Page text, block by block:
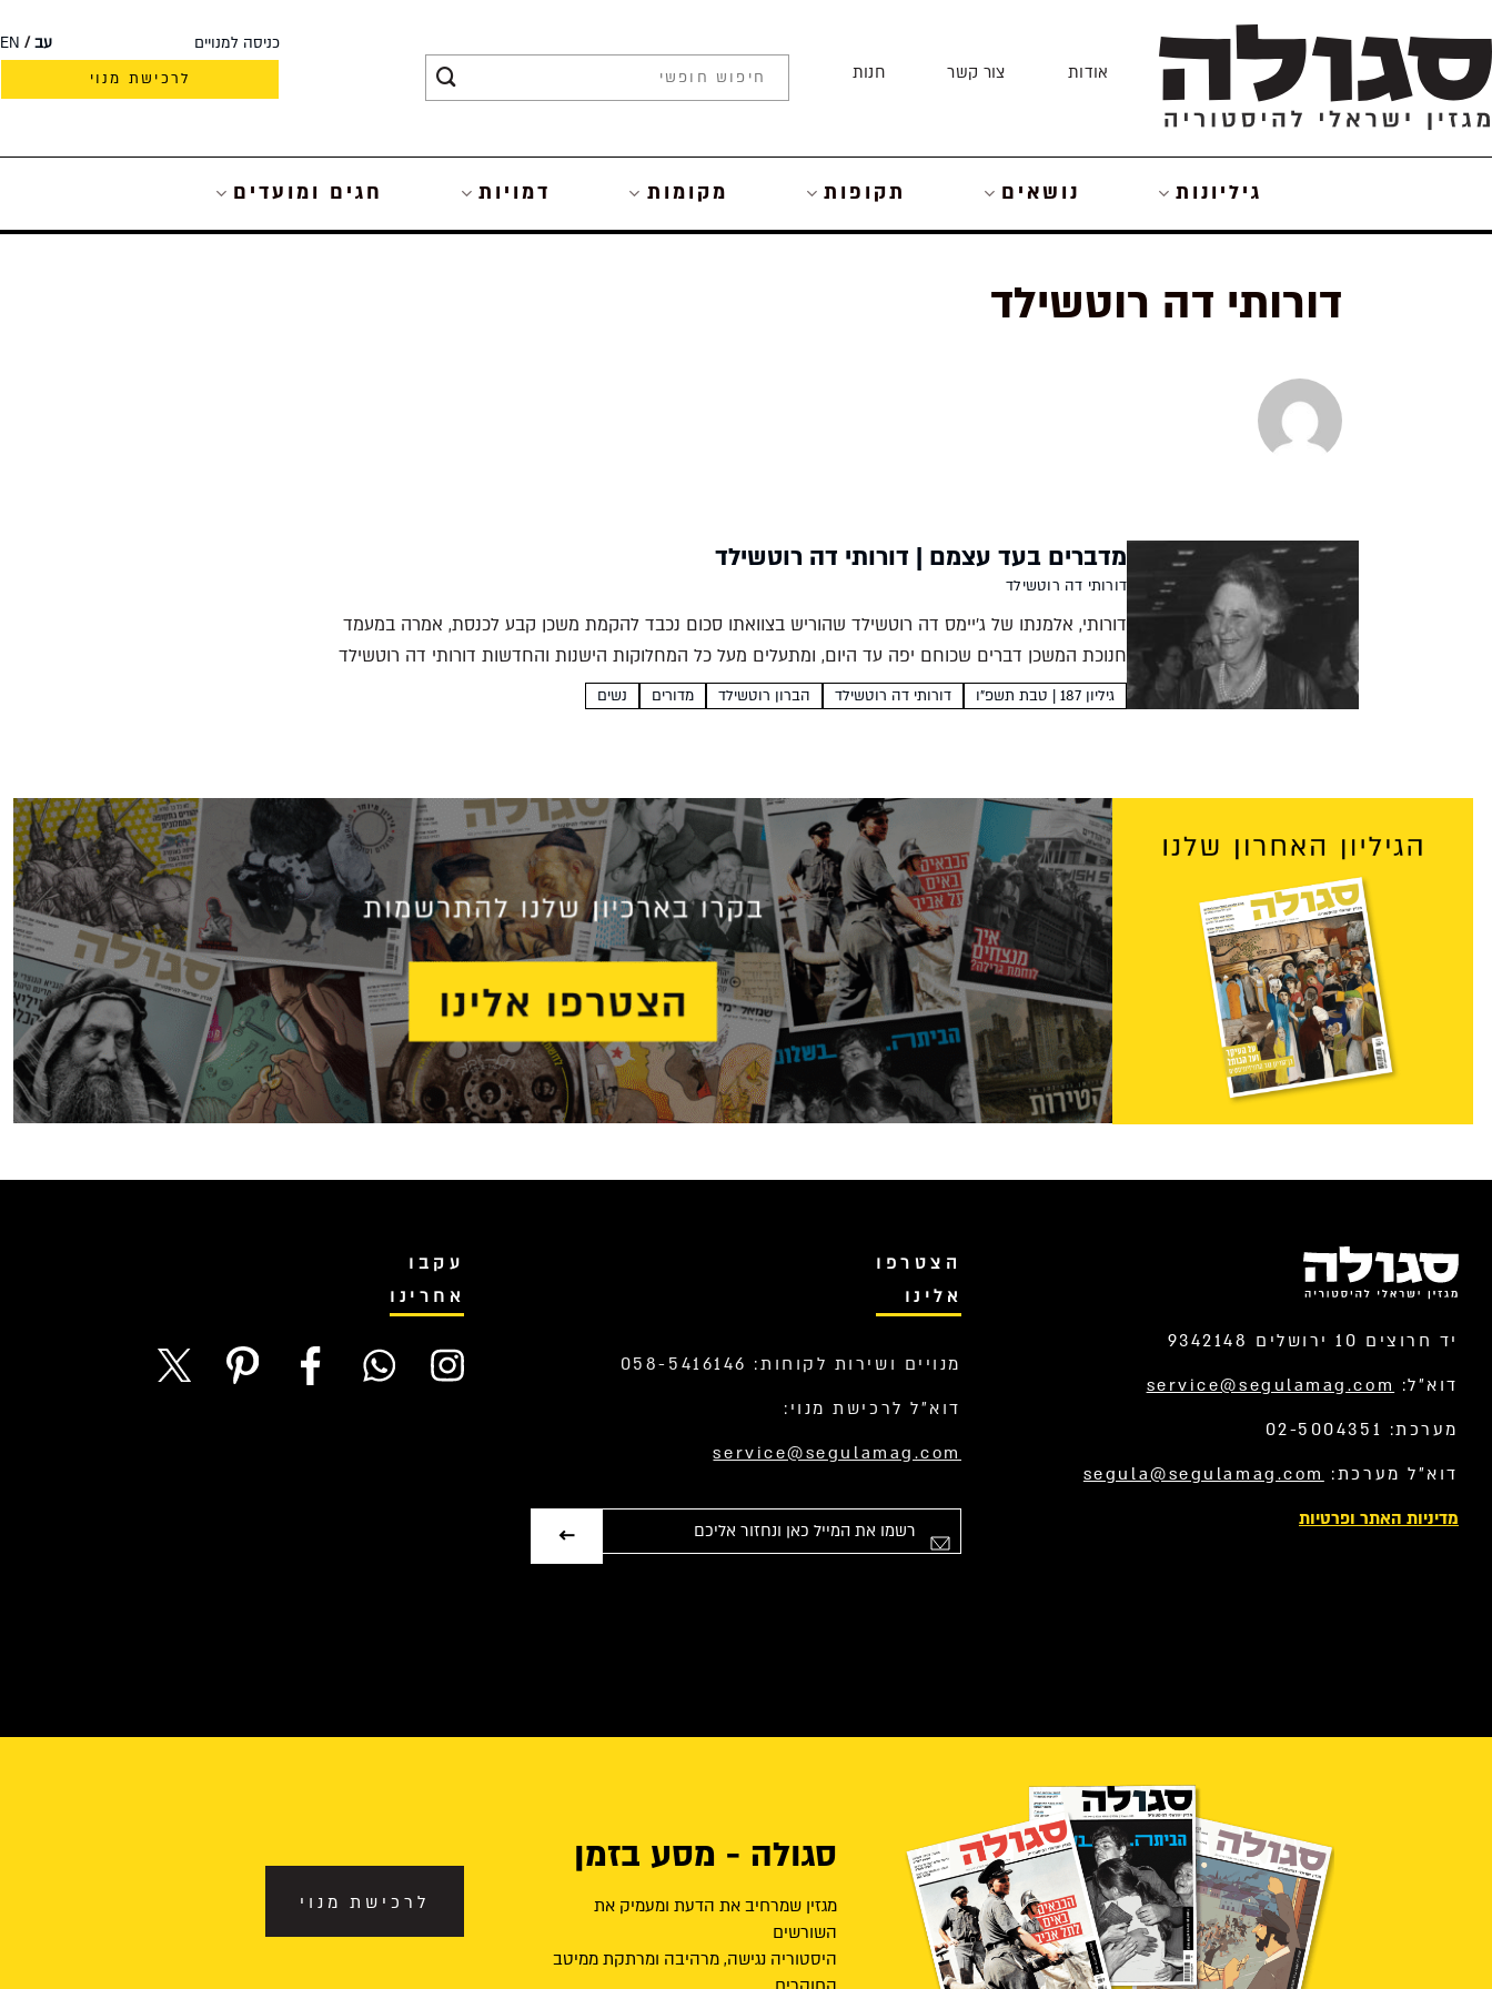
to
content
אודות צור קשר חנות
כניסה למנויים עב
EN
לרכישת מנוי
גיליונות נושאים תקופות מקומות דמויות חגים ומועדים
דורותי דה רוטשילד
מדברים בעד עצמם | דורותי דה רוטשילד
דורותי דה רוטשילד
דורותי, אלמנתו של ג'יימס דה רוטשילד שהוריש בצוואתו סכום נכבד להקמת משכן קבע לכנסת, אמרה במעמד
חנוכת המשכן דברים שכוחם יפה עד היום, ומתעלים מעל כל המחלוקות הישנות והחדשות דורותי דה רוטשילד
דורותי רוטשילד בקבלת...
גיליון 187 | טבת תשפ"ו דורותי דה רוטשילד הברון רוטשילד מדורים נשים
יד חרוצים 10 ירושלים 9342148
דוא”ל: service@segulamag.com
מערכת: 02-5004351
דוא”ל מערכת: segula@segulamag.com
מדיניות האתר ופרטיות
הצטרפו
אלינו
מנויים ושירות לקוחות: 058-5416146
דוא”ל לרכישת מנוי:
service@segulamag.com
עקבו
אחרינו
סגולה - מסע בזמן
מגזין שמרחיב את הדעת ומעמיק את
השורשים
היסטוריה נגישה, מרהיבה ומרתקת ממיטב
לרכישת מנוי